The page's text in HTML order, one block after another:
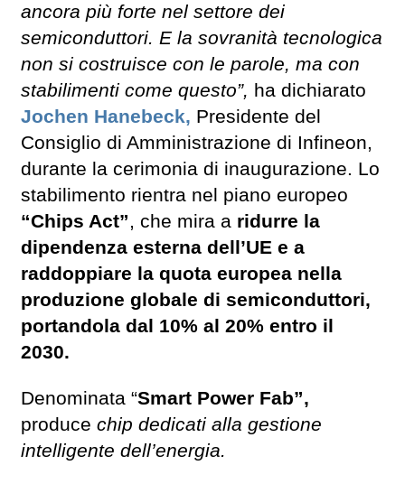
ancora più forte nel settore dei
semiconduttori. E la sovranità tecnologica
non si costruisce con le parole, ma con
stabilimenti come questo”, ha dichiarato
Jochen Hanebeck, Presidente del
Consiglio di Amministrazione di Infineon,
durante la cerimonia di inaugurazione. Lo
stabilimento rientra nel piano europeo
“Chips Act”, che mira a ridurre la
dipendenza esterna dell’UE e a
raddoppiare la quota europea nella
produzione globale di semiconduttori,
portandola dal 10% al 20% entro il
2030.
Denominata “Smart Power Fab”,
produce chip dedicati alla gestione
intelligente dell’energia.